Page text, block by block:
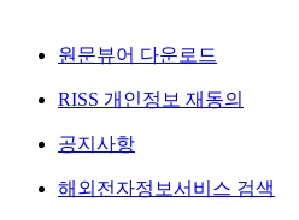
원문뷰어 다운로드
RISS 개인정보 재동의
공지사항
해외전자정보서비스 검색